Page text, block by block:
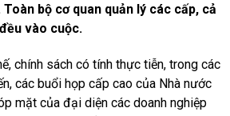
bộ cơ quan quản lý các cấp, cả
vào cuộc.
chính sách có tính thực tiễn, trong các
các buổi họp cấp cao của Nhà nước
mặt của đại diện các doanh nghiệp